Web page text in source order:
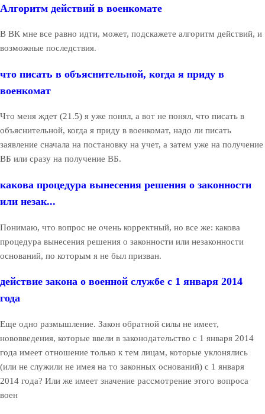
Алгоритм действий в военкомате
В ВК мне все равно идти, может, подскажете алгоритм действий, и
возможные последствия.
что писать в объяснительной, когда я приду в
военкомат
Что меня ждет (21.5) я уже понял, а вот не понял, что писать в
объяснительной, когда я приду в военкомат, надо ли писать
заявление сначала на постановку на учет, а затем уже на получение
ВБ или сразу на получение ВБ.
какова процедура вынесения решения о законности
или незак...
Понимаю, что вопрос не очень корректный, но все же: какова
процедура вынесения решения о законности или незаконности
оснований, по которым я не был призван.
действие закона о военной службе с 1 января 2014
года
Еще одно размышление. Закон обратной силы не имеет,
нововведения, которые ввели в законодательство с 1 января 2014
года имеет отношение только к тем лицам, которые уклонялись
(или не служили не имея на то законных оснований) с 1 января
2014 года? Или же имеет значение рассмотрение этого вопроса
воен